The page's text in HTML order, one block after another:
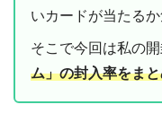
いカードが当たる
そこで今回は私の
ム」の封入率をま